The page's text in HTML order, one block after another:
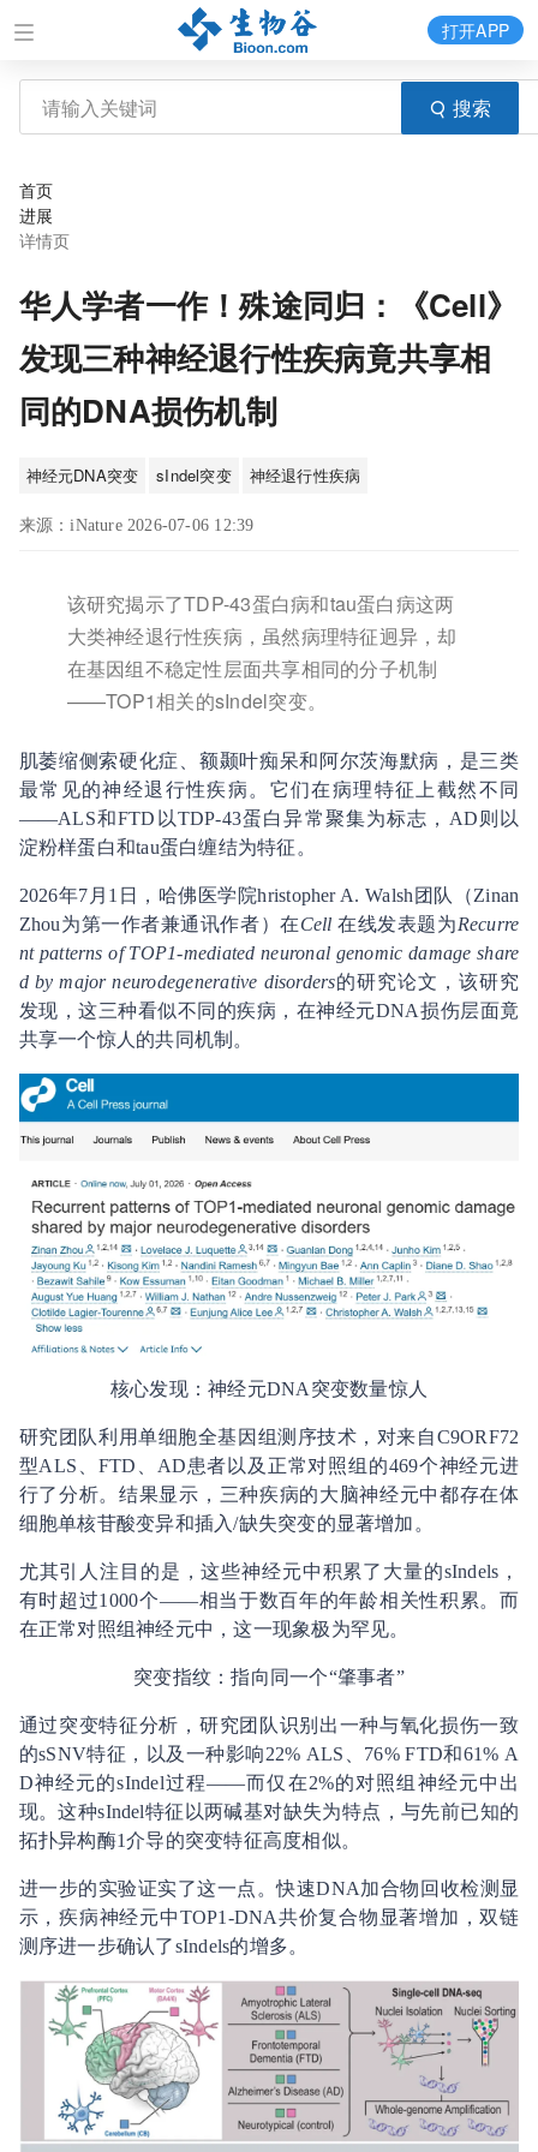
搜索
打开APP
首页
进展
详情页
华人学者一作！殊途同归：《Cell》
发现三种神经退行性疾病竟共享相
同的DNA损伤机制
神经元DNA突变 sIndel突变 神经退行性疾病
来源：iNature 2026-07-06 12:39
该研究揭示了TDP-43蛋白病和tau蛋白病这两
大类神经退行性疾病，虽然病理特征迥异，却
在基因组不稳定性层面共享相同的分子机制
——TOP1相关的sIndel突变。
肌萎缩侧索硬化症、额颞叶痴呆和阿尔茨海默病，是三类
最常见的神经退行性疾病。它们在病理特征上截然不同
——ALS和FTD以TDP-43蛋白异常聚集为标志，AD则以
淀粉样蛋白和tau蛋白缠结为特征。
2026年7月1日，哈佛医学院hristopher A. Walsh团队（Zinan
Zhou为第一作者兼通讯作者）在Cell在线发表题为Recurre
nt patterns of TOP1-mediated neuronal genomic damage share
d by major neurodegenerative disorders的研究论文，该研究
发现，这三种看似不同的疾病，在神经元DNA损伤层面竟
共享一个惊人的共同机制。
核心发现：神经元DNA突变数量惊人
研究团队利用单细胞全基因组测序技术，对来自C9ORF72
型ALS、FTD、AD患者以及正常对照组的469个神经元进
行了分析。结果显示，三种疾病的大脑神经元中都存在体
细胞单核苷酸变异和插入/缺失突变的显著增加。
尤其引人注目的是，这些神经元中积累了大量的sIndels，
有时超过1000个——相当于数百年的年龄相关性积累。而
在正常对照组神经元中，这一现象极为罕见。
突变指纹：指向同一个“肇事者”
通过突变特征分析，研究团队识别出一种与氧化损伤一致
的sSNV特征，以及一种影响22% ALS、76% FTD和61% A
D神经元的sIndel过程——而仅在2%的对照组神经元中出
现。这种sIndel特征以两碱基对缺失为特点，与先前已知的
拓扑异构酶1介导的突变特征高度相似。
进一步的实验证实了这一点。快速DNA加合物回收检测显
示，疾病神经元中TOP1-DNA共价复合物显著增加，双链
测序进一步确认了sIndels的增多。